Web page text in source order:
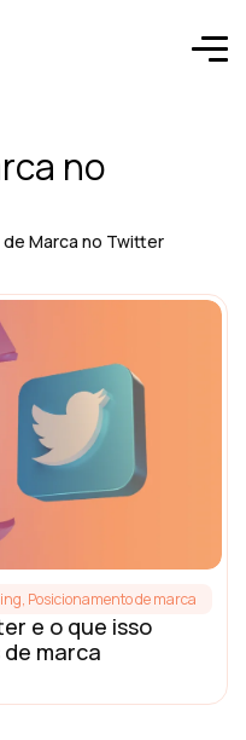
no
Marca no Twitter
, Posicionamento de marca
e o que isso
marca